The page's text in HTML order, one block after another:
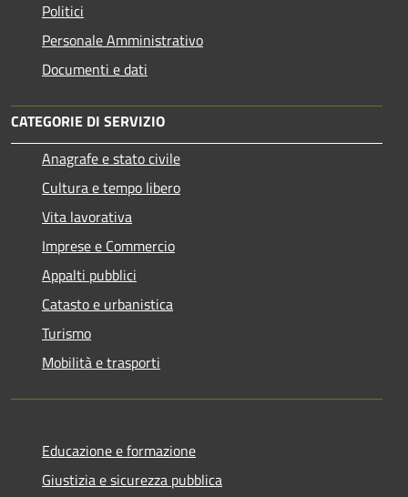
Politici
Personale Amministrativo
Documenti e dati
CATEGORIE DI SERVIZIO
Anagrafe e stato civile
Cultura e tempo libero
Vita lavorativa
Imprese e Commercio
Appalti pubblici
Catasto e urbanistica
Turismo
Mobilità e trasporti
Educazione e formazione
Giustizia e sicurezza pubblica